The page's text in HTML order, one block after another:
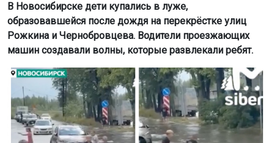
В Новосибирске дети купались в луже,
образовавшейся после дождя на перекрёстке улиц
Рожкина и Чернобровцева. Водители проезжающих
машин создавали волны, которые развлекали ребят.